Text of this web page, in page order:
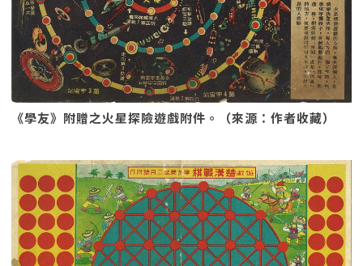
《學友》附贈之火星探險遊戲附件。（來源：作者收藏）